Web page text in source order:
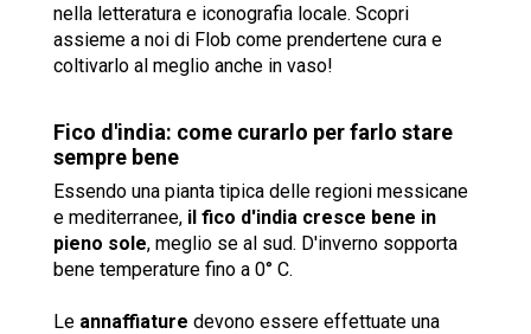
nella letteratura e iconografia locale. Scopri
assieme a noi di Flob come prendertene cura e
coltivarlo al meglio anche in vaso!
Fico d'india: come curarlo per farlo stare
sempre bene
Essendo una pianta tipica delle regioni messicane
e mediterranee, il fico d'india cresce bene in
pieno sole, meglio se al sud. D'inverno sopporta
bene temperature fino a 0° C.
Le annaffiature devono essere effettuate una